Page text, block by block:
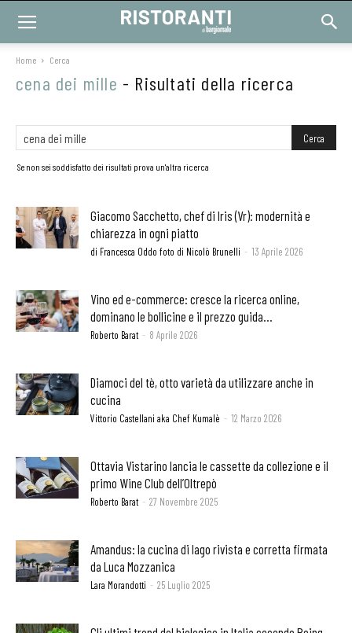
Home Cerca
cena dei mille - Risultati della ricerca
Se non sei soddisfatto dei risultati prova un'altra ricerca
Giacomo Sacchetto, chef di Iris (Vr): modernità e
chiarezza in ogni piatto
di Francesca Oddo foto di Nicolò Brunelli - 13 Aprile 2026
Vino ed e-commerce: cresce la ricerca online,
dominano le bollicine e il prezzo guida...
Roberto Barat - 8 Aprile 2026
Diamoci del tè, otto varietà da utilizzare anche in
cucina
Vittorio Castellani aka Chef Kumalè - 12 Marzo 2026
Ottavia Vistarino lancia le cassette da collezione e il
primo Wine Club dell’Oltrepò
Roberto Barat - 27 Novembre 2025
Amandus: la cucina di lago rivista e corretta firmata
da Luca Mozzanica
Lara Morandotti - 25 Luglio 2025